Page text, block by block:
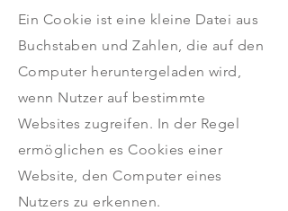
Ein Cookie ist eine kleine Datei aus
Buchstaben und Zahlen, die auf den
Computer heruntergeladen wird,
wenn Nutzer auf bestimmte
Websites zugreifen. In der Regel
ermöglichen es Cookies einer
Website, den Computer eines
Nutzers zu erkennen.